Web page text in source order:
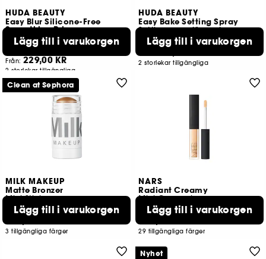
HUDA BEAUTY
Easy Blur Silicone-Free
Smoothing Primer
Silikonfri utjämnande primer
Från: 229,00 KR
2 storlekar tillgängliga
Lägg till i varukorgen
HUDA BEAUTY
Easy Bake Setting Spray
Settingspray för makeup med 16 timmars hållbarhet
1781
2 storlekar tillgängliga
Lägg till i varukorgen
MILK MAKEUP
Matte Bronzer
Mini Stick
588
299,00 KR
3 tillgängliga färger
Lägg till i varukorgen
Clean at Sephora
NARS
Radiant Creamy
Mini Concealer
21121
225,00 KR
29 tillgängliga färger
Lägg till i varukorgen
Nyhet